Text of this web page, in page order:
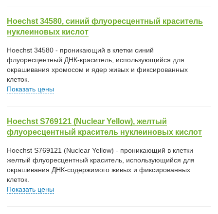
Hoechst 34580, синий флуоресцентный краситель
нуклеиновых кислот
Hoechst 34580 - проникающий в клетки синий
флуоресцентный ДНК-краситель, использующийся для
окрашивания хромосом и ядер живых и фиксированных
клеток.
Показать цены
Hoechst S769121 (Nuclear Yellow), желтый
флуоресцентный краситель нуклеиновых кислот
Hoechst S769121 (Nuclear Yellow) - проникающий в клетки
желтый флуоресцентный краситель, использующийся для
окрашивания ДНК-содержимого живых и фиксированных
клеток.
Показать цены